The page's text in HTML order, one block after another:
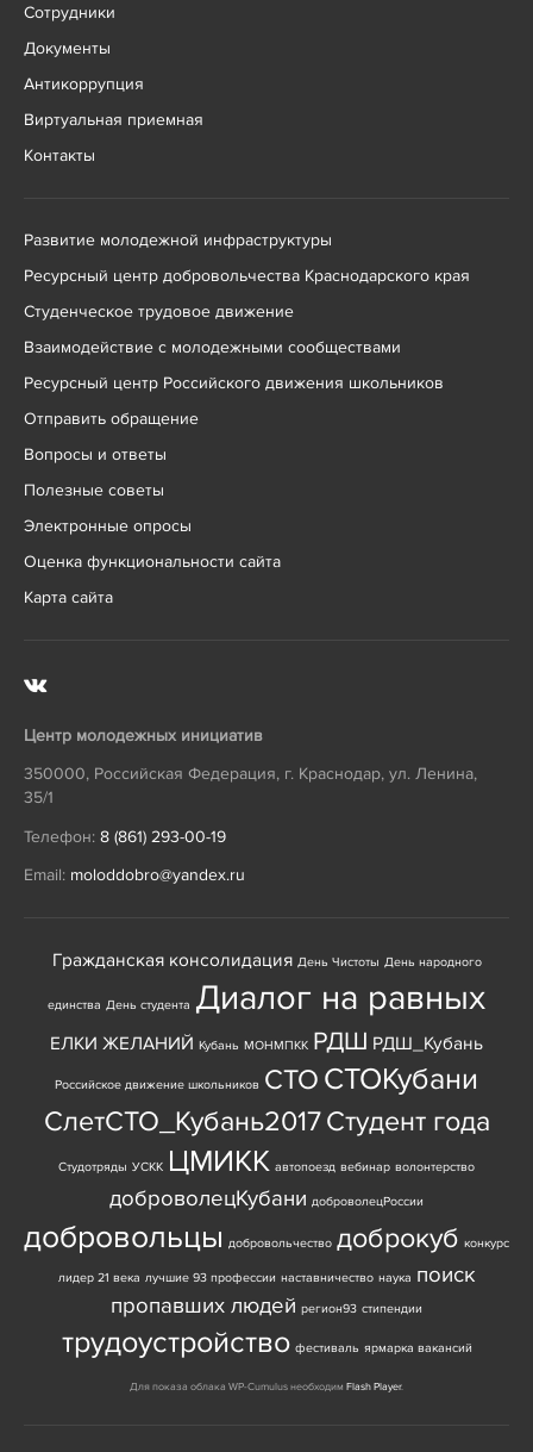
Сотрудники
Документы
Антикоррупция
Виртуальная приемная
Контакты
Развитие молодежной инфраструктуры
Ресурсный центр добровольчества Краснодарского края
Студенческое трудовое движение
Взаимодействие с молодежными сообществами
Ресурсный центр Российского движения школьников
Отправить обращение
Вопросы и ответы
Полезные советы
Электронные опросы
Оценка функциональности сайта
Карта сайта
Центр молодежных инициатив
350000, Российская Федерация, г. Краснодар, ул. Ленина,
35/1
Телефон: 8 (861) 293-00-19
Email: moloddobro@yandex.ru
Гражданская консолидация День Чистоты День народного
единства День студента Диалог на равных
ЕЛКИ ЖЕЛАНИЙ Кубань МОНМПКК РДШ РДШ_Кубань
Российское движение школьников СТО СТОКубани
СлетСТО_Кубань2017Студент года
Студотряды УСКК ЦМИКК автопоезд вебинар волонтерство
доброволецКубани доброволецРоссии
добровольцы добровольчество доброкуб конкурс
лидер 21 века лучшие 93 профессии наставничество наука поиск
пропавших людей регион93 стипендии
трудоустройство фестиваль ярмарка вакансий
Для показа облака WP-Cumulus необходим Flash Player.